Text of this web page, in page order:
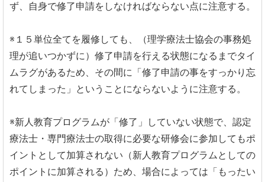
ず、自身で修了申請をしなければならない点に注意する。
※１５単位全てを履修しても、（理学療法士協会の事務処
理が追いつかずに）修了申請を行える状態になるまでタイ
ムラグがあるため、その間に「修了申請の事をすっかり忘
れてしまった」ということにならないように注意する。
※新人教育プログラムが「修了」していない状態で、認定
療法士・専門療法士の取得に必要な研修会に参加してもポ
イントとして加算されない（新人教育プログラムとしての
ポイントに加算される）ため、場合によっては「もったい